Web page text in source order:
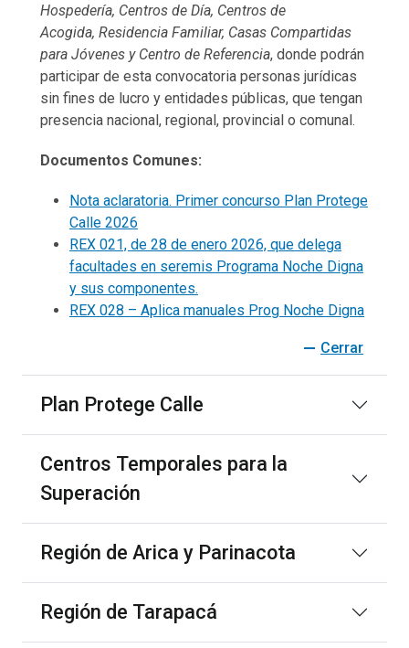
Hospedería, Centros de Día, Centros de
Acogida, Residencia Familiar, Casas Compartidas
para Jóvenes y Centro de Referencia, donde podrán
participar de esta convocatoria personas jurídicas
sin fines de lucro y entidades públicas, que tengan
presencia nacional, regional, provincial o comunal.
Documentos Comunes:
Nota aclaratoria. Primer concurso Plan Protege
Calle 2026
REX 021, de 28 de enero 2026, que delega
facultades en seremis Programa Noche Digna
y sus componentes.
REX 028 – Aplica manuales Prog Noche Digna
check_indeterminate_small Cerrar
Plan Protege Calle
Centros Temporales para la
Superación
Región de Arica y Parinacota
Región de Tarapacá